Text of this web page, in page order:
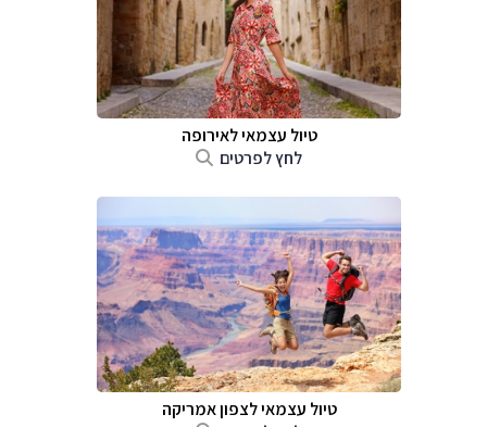
טיול עצמאי לאירופה
לחץ לפרטים
טיול עצמאי לצפון אמריקה